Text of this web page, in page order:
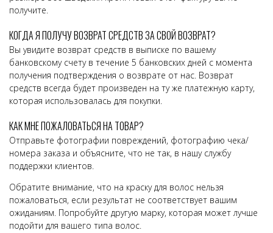
получите.
КОГДА Я ПОЛУЧУ ВОЗВРАТ СРЕДСТВ ЗА СВОЙ ВОЗВРАТ?
Вы увидите возврат средств в выписке по вашему
банковскому счету в течение 5 банковских дней с момента
получения подтверждения о возврате от нас. Возврат
средств всегда будет произведен на ту же платежную карту,
которая использовалась для покупки.
КАК МНЕ ПОЖАЛОВАТЬСЯ НА ТОВАР?
Отправьте фотографии повреждений, фотографию чека/
номера заказа и объясните, что не так, в нашу службу
поддержки клиентов.
Обратите внимание, что на краску для волос нельзя
пожаловаться, если результат не соответствует вашим
ожиданиям. Попробуйте другую марку, которая может лучше
подойти для вашего типа волос.